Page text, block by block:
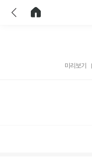
미리보기